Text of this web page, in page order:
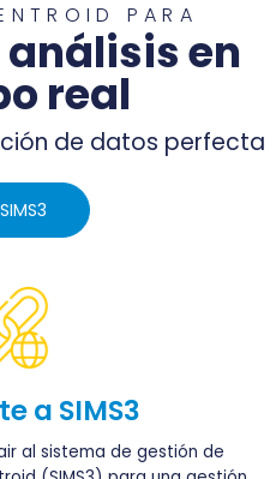
PARA
en
real
de datos perfecta
a SIMS3
al sistema de gestión de